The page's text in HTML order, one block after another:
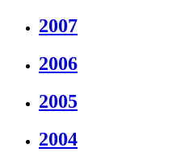
2007
2006
2005
2004